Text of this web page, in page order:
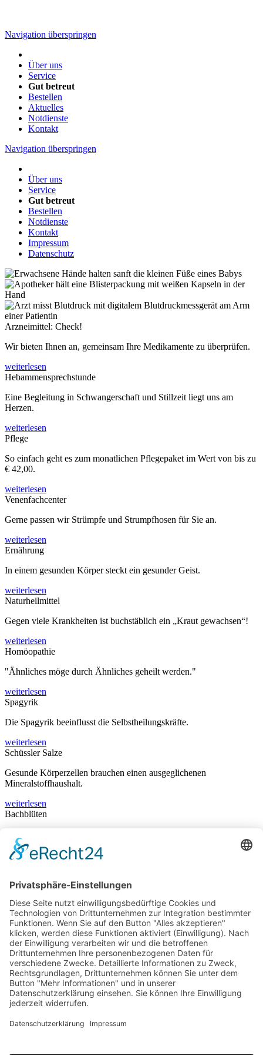
Navigation überspringen
Über uns
Service
Gut betreut
Bestellen
Aktuelles
Notdienste
Kontakt
Navigation überspringen
Über uns
Service
Gut betreut
Bestellen
Notdienste
Kontakt
Impressum
Datenschutz
Arzneimittel: Check!
Wir bieten Ihnen an, gemeinsam Ihre Medikamente zu überprüfen.
weiterlesen
Hebammensprechstunde
Eine Begleitung in Schwangerschaft und Stillzeit liegt uns am
Herzen.
weiterlesen
Pflege
So einfach geht es zum monatlichen Pflegepaket im Wert von bis zu
€ 42,00.
weiterlesen
Venenfachcenter
Gerne passen wir Strümpfe und Strumpfhosen für Sie an.
weiterlesen
Ernährung
In einem gesunden Körper steckt ein gesunder Geist.
weiterlesen
Naturheilmittel
Gegen viele Krankheiten ist buchstäblich ein „Kraut gewachsen“!
weiterlesen
Homöopathie
"Ähnliches möge durch Ähnliches geheilt werden."
weiterlesen
Spagyrik
Die Spagyrik beeinflusst die Selbstheilungskräfte.
weiterlesen
Schüssler Salze
Gesunde Körperzellen brauchen einen ausgeglichenen
Mineralstoffhaushalt.
weiterlesen
Bachblüten
weiterlesen
Gesunde gepflegte Haut von A wie Avene bis V wie Vichy.
weiterlesen
Nicolai Apotheke
Harald Brückner e.K.
Langebrückstr. 16
24340 Eckernförde
info@nicolai-apotheke.de
Telefon 04351-71700
Unsere Öffnungszeiten
Wir sind für Sie da:
Zertifizierung